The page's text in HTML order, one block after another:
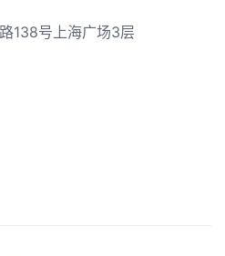
138号上海广场3层